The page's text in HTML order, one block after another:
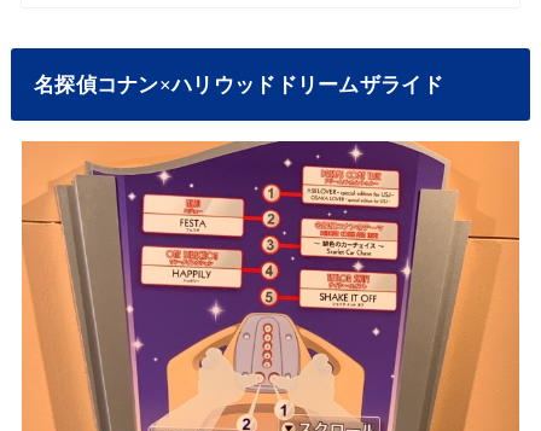
名探偵コナン×ハリウッドドリームザライド